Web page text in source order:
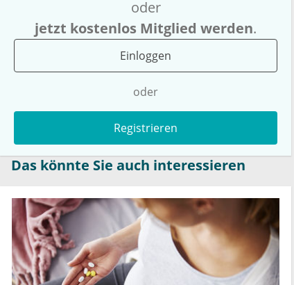
oder
jetzt kostenlos Mitglied werden.
Einloggen
oder
Registrieren
Das könnte Sie auch interessieren